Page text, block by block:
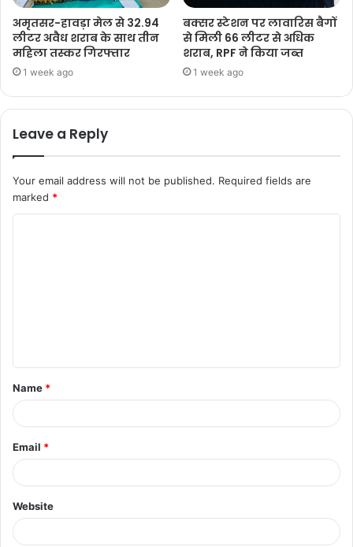
अमृतसर-हावड़ा मेल से 32.94
लीटर अवैध शराब के साथ तीन
महिला तस्कर गिरफ्तार
1 week ago
बक्सर स्टेशन पर लावारिस बैगों
से मिली 66 लीटर से अधिक
शराब, RPF ने किया जब्त
1 week ago
Leave a Reply
Your email address will not be published. Required fields are
marked *
Name *
Email *
Website